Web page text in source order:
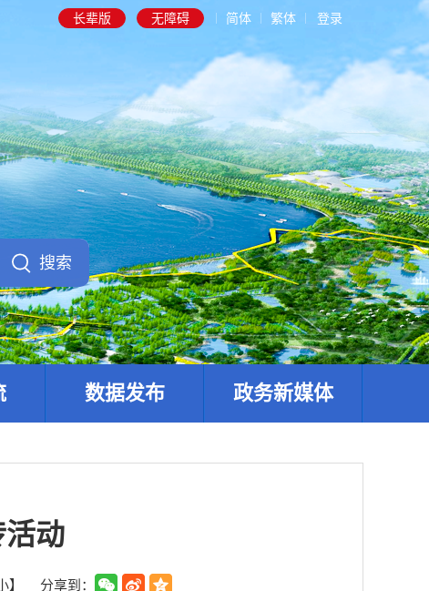
长辈版 无障碍 简体 繁体 登录
数据发布 政务新媒体
动
】 分享到：